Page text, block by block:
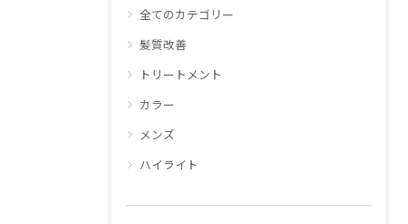
全てのカテゴリー
髪質改善
トリートメント
カラー
メンズ
ハイライト